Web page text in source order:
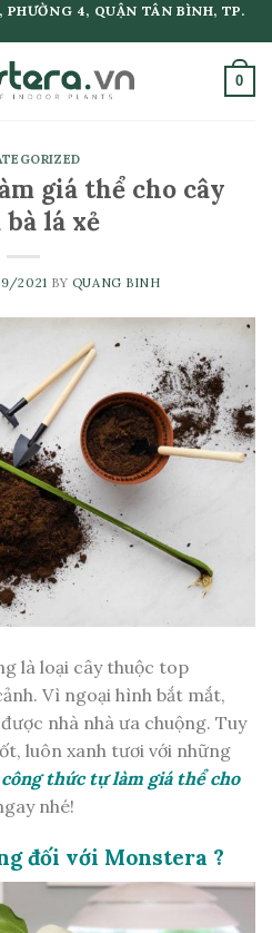
PHƯỜNG 4, QUẬN TÂN BÌNH, TP.
0
giá thể cho cây
lá xẻ
2021 BY QUANG BINH
là loại cây thuộc top
Vì ngoại hình bắt mắt,
nhà nhà ưa chuộng. Tuy
luôn xanh tươi với những
công thức tự làm giá thể cho
nhé!
đối với Monstera ?